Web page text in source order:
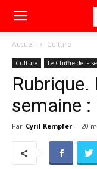
Accueil Culture
Culture Le Chiffre de la
semaine
Par Cyril Kempfer - 20